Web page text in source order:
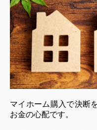
マイホーム購入で決断
お金の心配です。